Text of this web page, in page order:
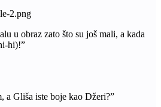
u obraz zato što su još mali, a kada
hi)!”
a Gliša iste boje kao Džeri?”